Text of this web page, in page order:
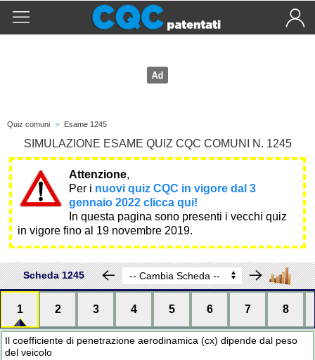
Quiz comuni > Esame 1245
SIMULAZIONE ESAME QUIZ CQC COMUNI N. 1245
Attenzione,
Per i nuovi quiz CQC in vigore dal 3
gennaio 2022 clicca qui!
In questa pagina sono presenti i vecchi quiz
in vigore fino al 19 novembre 2019.
Scheda 1245
1 2 3 4 5 6 7 8
Il coefficiente di penetrazione aerodinamica (cx) dipende dal peso
del veicolo